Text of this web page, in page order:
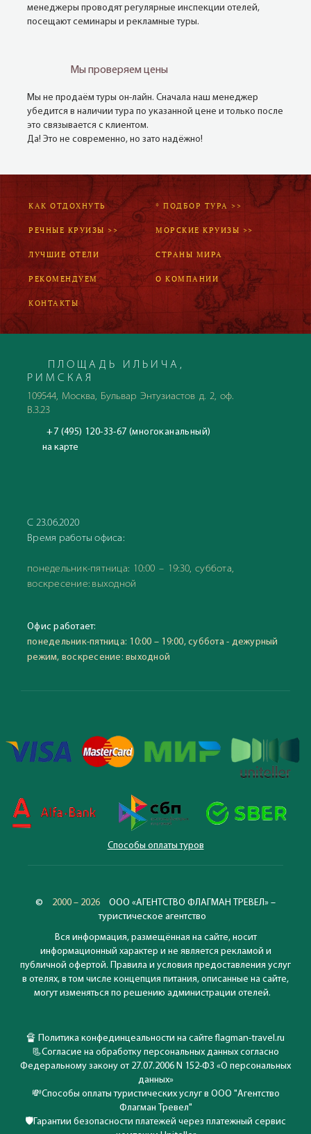
менеджеры проводят регулярные инспекции отелей,
посещают семинары и рекламные туры.
Мы проверяем цены
Мы не продаём туры он-лайн. Сначала наш менеджер
убедится в наличии тура по указанной цене и только после
это связывается с клиентом.
Да! Это не современно, но зато надёжно!
КАК ОТДОХНУТЬ * ПОДБОР ТУРА >>
РЕЧНЫЕ КРУИЗЫ >> МОРСКИЕ КРУИЗЫ >>
ЛУЧШИЕ ОТЕЛИ СТРАНЫ МИРА
РЕКОМЕНДУЕМ О КОМПАНИИ
КОНТАКТЫ
ПЛОЩАДЬ ИЛЬИЧА,
РИМСКАЯ
109544, Москва, Бульвар Энтузиастов д. 2, оф.
В.3.23
+7 (495) 120-33-67 (многоканальный)
на карте
С 23.06.2020
Время работы офиса:
понедельник-пятница: 10:00 – 19:30, суббота,
воскресение: выходной
Офис работает:
понедельник-пятница: 10:00 – 19:00, суббота - дежурный
режим, воскресение: выходной
Способы оплаты туров
© 2000 – 2026
ООО «АГЕНТСТВО ФЛАГМАН ТРЕВЕЛ» –
туристическое агентство
Вся информация, размещённая на сайте, носит
информационный характер и не является рекламой и
публичной офертой. Правила и условия предоставления услуг
в отелях, в том числе концепция питания, описанные на сайте,
могут изменяться по решению администрации отелей.
🔏 Политика конфединцеальности на сайте flagman-travel.ru
📃Согласие на обработку персональных данных согласно
Федеральному закону от 27.07.2006 N 152-ФЗ «О персональных
данных»
💸Способы оплаты туристических услуг в ООО "Агентство
Флагман Тревел"
🛡️Гарантии безопасности платежей через платежный сервис